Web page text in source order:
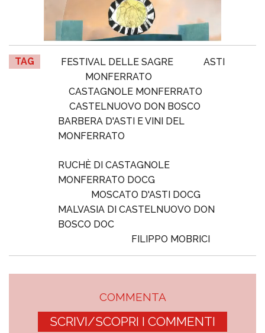
TAG FESTIVAL DELLE SAGRE
ASTI
MONFERRATO
CASTAGNOLE MONFERRATO
CASTELNUOVO DON BOSCO
BARBERA D'ASTI E VINI DEL
MONFERRATO
RUCHÈ DI CASTAGNOLE
MONFERRATO DOCG
MOSCATO D'ASTI DOCG
MALVASIA DI CASTELNUOVO DON
BOSCO DOC
FILIPPO MOBRICI
COMMENTA
SCRIVI/SCOPRI I COMMENTI